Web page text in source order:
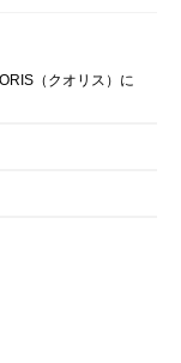
（クオリス）に